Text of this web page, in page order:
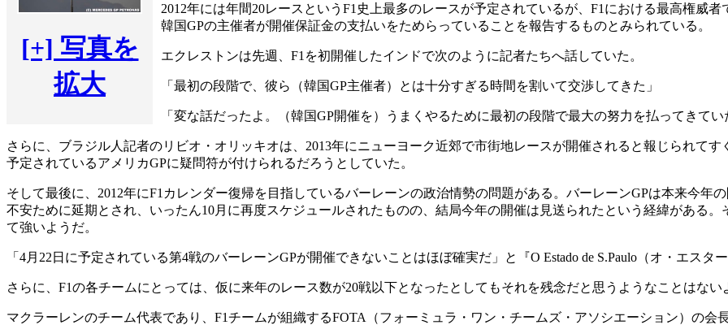
[+] 写真を
拡大
2012年には年間20レースというF1史上最多のレースが予定されているが、F1における最高権威
韓国GPの主催者が開催保証金の支払いをためらっていることを報告するものとみられている。
エクレストンは先週、F1を初開催したインドで次のように記者たちへ話していた。
「最初の段階で、彼ら（韓国GP主催者）とは十分すぎる時間を割いて交渉してきた」
「変な話だったよ。（韓国GP開催を）うまくやるために最初の段階で最大の努力を払ってきて
さらに、ブラジル人記者のリビオ・オリッキオは、2013年にニューヨーク近郊で市街地レースが開催されると報じられて
予定されているアメリカGPに疑問符が付けられるだろうとしていた。
そして最後に、2012年にF1カレンダー復帰を目指しているバーレーンの政治情勢の問題がある。バーレーンGPは本来今年
不安ために延期とされ、いったん10月に再度スケジュールされたものの、結局今年の開催は見送られたという経緯がある
て強いようだ。
「4月22日に予定されている第4戦のバーレーンGPが開催できないことはほぼ確実だ」と『O Estado de S.Paulo（オ・エスタ
さらに、F1の各チームにとっては、仮に来年のレース数が20戦以下となったとしてもそれを残念だと思うようなことはない
マクラーレンのチーム代表であり、F1チームが組織するFOTA（フォーミュラ・ワン・チームズ・アソシエーション）の会